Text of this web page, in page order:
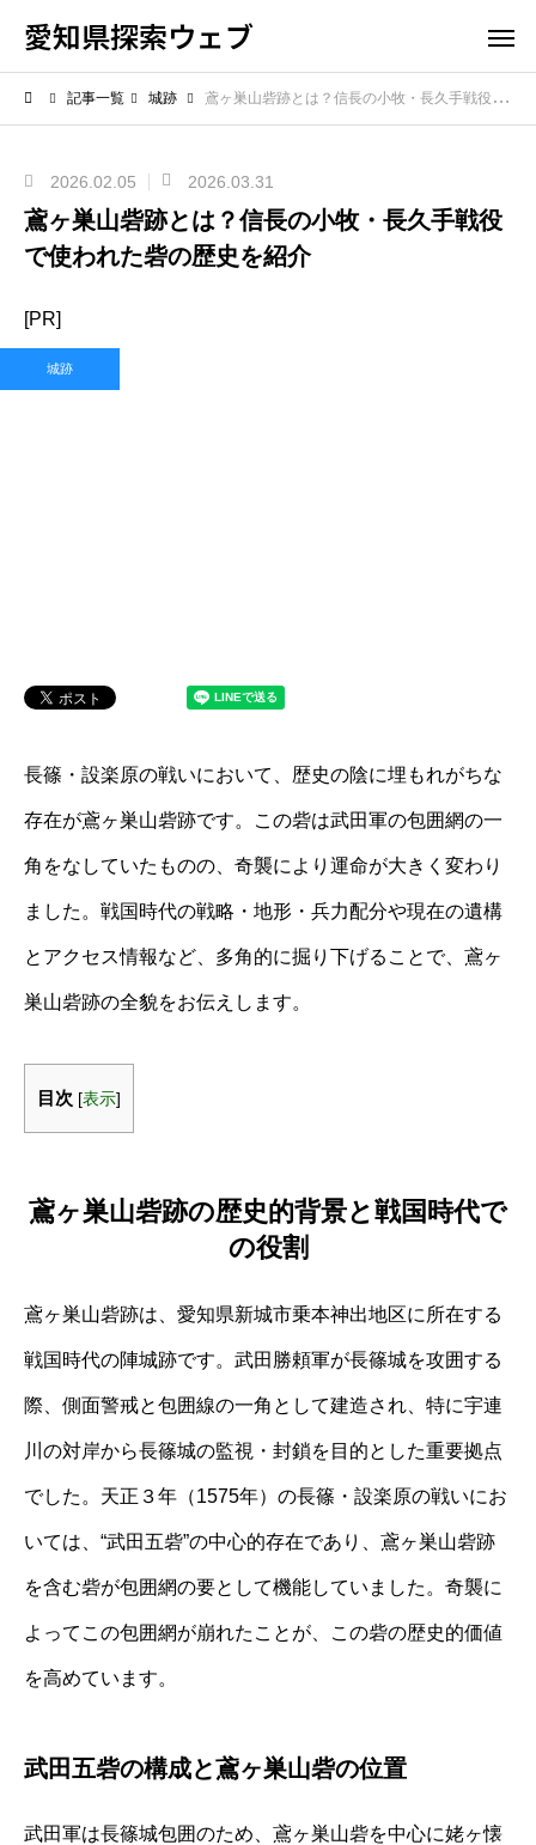
愛知県探索ウェブ
記事一覧 城跡 鳶ヶ巣山砦跡とは？信長の小牧・長久手戦役で使われた砦の歴史を紹介
2026.02.05 2026.03.31
鳶ヶ巣山砦跡とは？信長の小牧・長久手戦役
で使われた砦の歴史を紹介
[PR]
城跡
長篠・設楽原の戦いにおいて、歴史の陰に埋もれがちな
存在が鳶ヶ巣山砦跡です。この砦は武田軍の包囲網の一
角をなしていたものの、奇襲により運命が大きく変わり
ました。戦国時代の戦略・地形・兵力配分や現在の遺構
とアクセス情報など、多角的に掘り下げることで、鳶ヶ
巣山砦跡の全貌をお伝えします。
目次 [表示]
鳶ヶ巣山砦跡の歴史的背景と戦国時代で
の役割
鳶ヶ巣山砦跡は、愛知県新城市乗本神出地区に所在する
戦国時代の陣城跡です。武田勝頼軍が長篠城を攻囲する
際、側面警戒と包囲線の一角として建造され、特に宇連
川の対岸から長篠城の監視・封鎖を目的とした重要拠点
でした。天正３年（1575年）の長篠・設楽原の戦いにお
いては、“武田五砦”の中心的存在であり、鳶ヶ巣山砦跡
を含む砦が包囲網の要として機能していました。奇襲に
よってこの包囲網が崩れたことが、この砦の歴史的価値
を高めています。
武田五砦の構成と鳶ヶ巣山砦の位置
武田軍は長篠城包囲のため、鳶ヶ巣山砦を中心に姥ヶ懐